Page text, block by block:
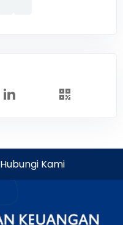
Hubungi Kami